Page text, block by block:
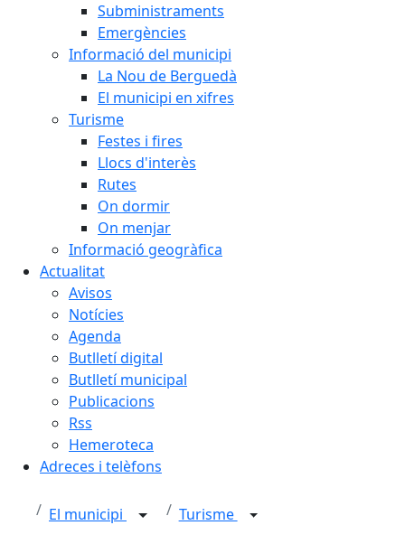
Subministraments
Emergències
Informació del municipi
La Nou de Berguedà
El municipi en xifres
Turisme
Festes i fires
Llocs d'interès
Rutes
On dormir
On menjar
Informació geogràfica
Actualitat
Avisos
Notícies
Agenda
Butlletí digital
Butlletí municipal
Publicacions
Rss
Hemeroteca
Adreces i telèfons
El municipi Turisme